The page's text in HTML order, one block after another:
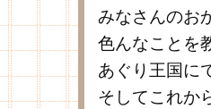
みなさんのお
色んなことを
あぐり王国に
そしてこれか